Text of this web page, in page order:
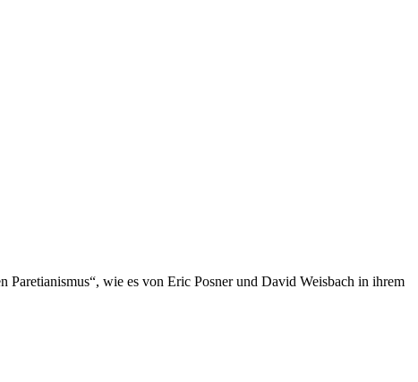
wie es von Eric Posner und David Weisbach in ihrem